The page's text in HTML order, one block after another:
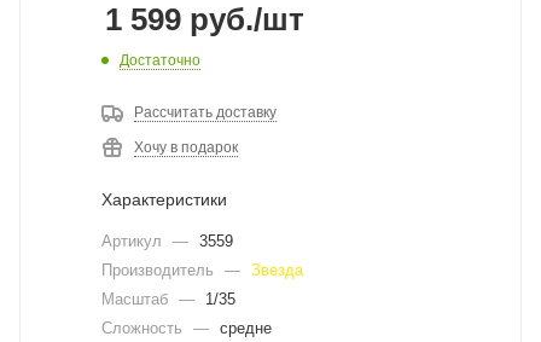
1 599 руб./шт
Достаточно
Рассчитать доставку
Хочу в подарок
Характеристики
Артикул — 3559
Производитель
— Звезда
Масштаб —
1/35
Сложность
— средне